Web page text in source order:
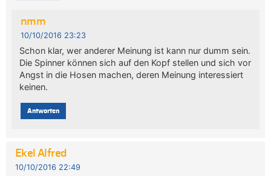
nmm
10/10/2016 23:23
Schon klar, wer anderer Meinung ist kann nur dumm sein.
Die Spinner können sich auf den Kopf stellen und sich vor
Angst in die Hosen machen, deren Meinung interessiert
keinen.
Antworten
Ekel Alfred
10/10/2016 22:49